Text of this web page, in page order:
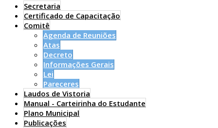
Secretaria
Certificado de Capacitação
Comitê
Agenda de Reuniões
Atas
Decreto
Informações Gerais
Lei
Pareceres
Laudos de Vistoria
Manual - Carteirinha do Estudante
Plano Municipal
Publicações